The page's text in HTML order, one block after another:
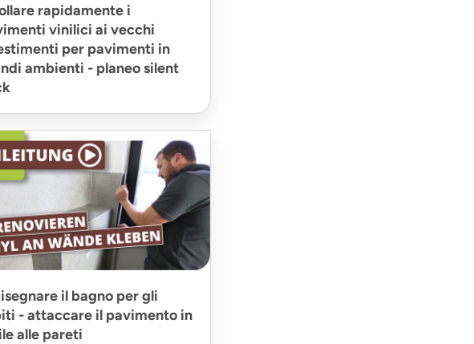
rapidamente i
vinilici ai vecchi
per pavimenti in
ambienti - planeo silent
il bagno per gli
- attaccare il pavimento in
alle pareti